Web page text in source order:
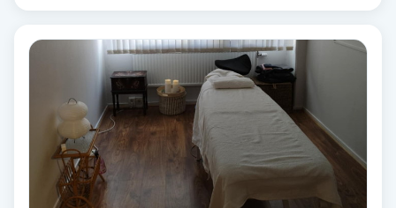
Nagelklippning
Nagelsvamp
Nageltrång